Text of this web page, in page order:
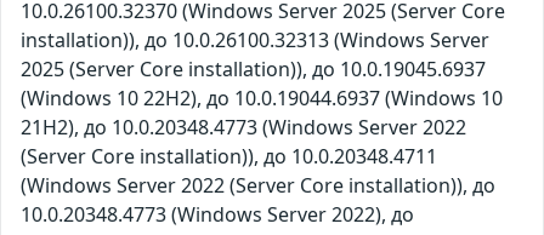
10.0.26100.32370 (Windows Server 2025 (Server Core
installation)), до 10.0.26100.32313 (Windows Server
2025 (Server Core installation)), до 10.0.19045.6937
(Windows 10 22H2), до 10.0.19044.6937 (Windows 10
21H2), до 10.0.20348.4773 (Windows Server 2022
(Server Core installation)), до 10.0.20348.4711
(Windows Server 2022 (Server Core installation)), до
10.0.20348.4773 (Windows Server 2022), до